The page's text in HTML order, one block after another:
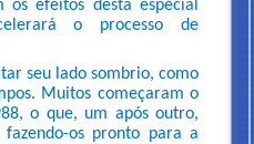
efeitos desta especial
o processo de
seu lado sombrio, como
Muitos começaram o
o que, um após outro,
os pronto para a